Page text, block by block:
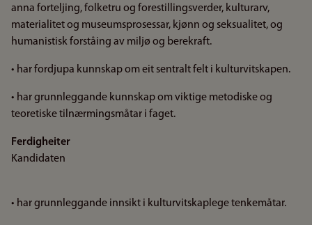
anna forteljing, folketru og forestillingsverder, kulturarv,
materialitet og museumsprosessar, kjønn og seksualitet, og
humanistisk forståing av miljø og berekraft.
• har fordjupa kunnskap om eit sentralt felt i kulturvitskapen.
• har grunnleggande kunnskap om viktige metodiske og
teoretiske tilnærmingsmåtar i faget.
Ferdigheiter
Kandidaten
• har grunnleggande innsikt i kulturvitskaplege tenkemåtar.